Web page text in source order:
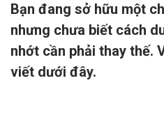
Bạn đang sở hữu một
nhưng chưa biết cách
nhớt cần phải thay thế.
viết dưới đây.